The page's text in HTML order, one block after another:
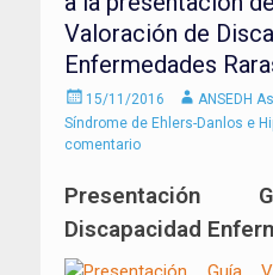
Valoración de
Enfermedades
Enviado
el
15/11/2016 AutorANSEDH
Síndrome de Ehlers-Danlos e
comentario
Presentación
Discapacidad